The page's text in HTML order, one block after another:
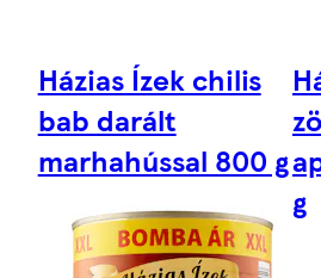
Házias Ízek chilis
bab darált
marhahússal 800 g
g